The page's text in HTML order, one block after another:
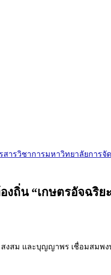
สารวิชาการมหาวิทยาลัยการ
ถิ่น “เกษตรอัจฉริย
งสม และบุญญาพร เชื่อมสมพง